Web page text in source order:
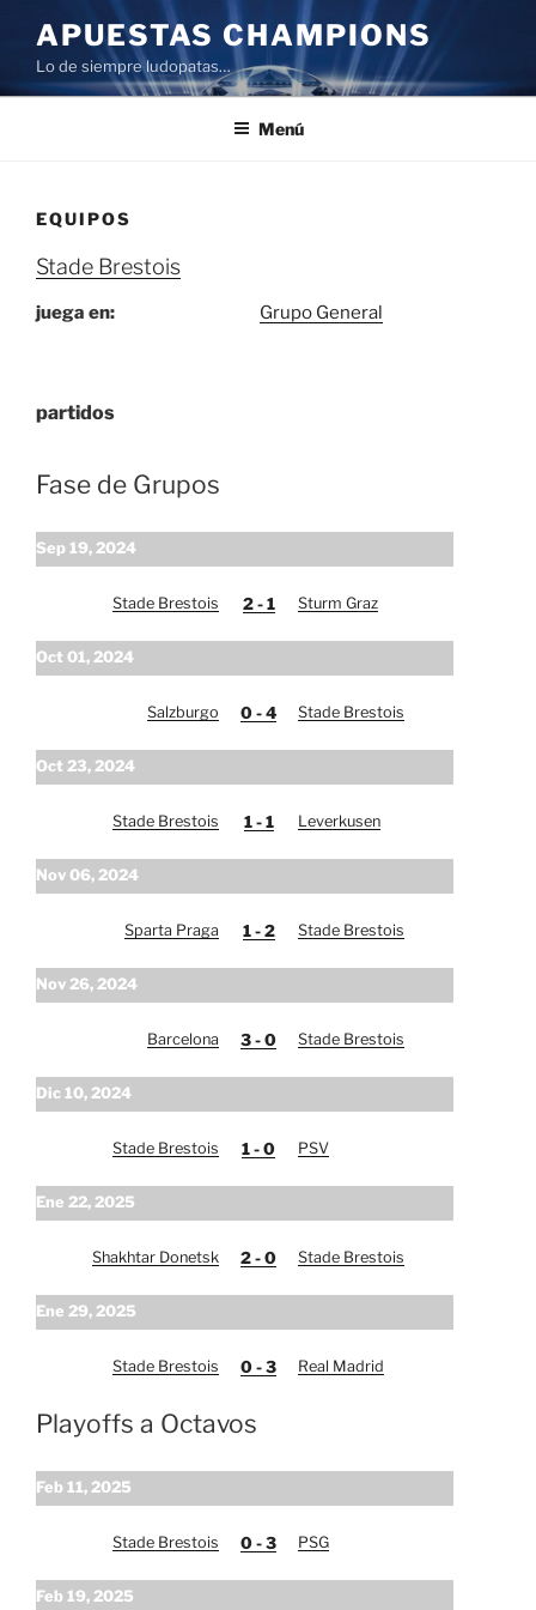
contenido
APUESTAS CHAMPIONS
Lo de siempre ludopatas…
Menú
EQUIPOS
Stade Brestois
juega en: Grupo General
partidos
Fase de Grupos
Sep 19, 2024
Stade Brestois 2 - 1 Sturm Graz
Oct 01, 2024
Salzburgo 0 - 4 Stade Brestois
Oct 23, 2024
Stade Brestois 1 - 1 Leverkusen
Nov 06, 2024
Sparta Praga 1 - 2 Stade Brestois
Nov 26, 2024
Barcelona 3 - 0 Stade Brestois
Dic 10, 2024
Stade Brestois 1 - 0 PSV
Ene 22, 2025
Shakhtar Donetsk 2 - 0 Stade Brestois
Ene 29, 2025
Stade Brestois 0 - 3 Real Madrid
Playoffs a Octavos
Feb 11, 2025
Stade Brestois 0 - 3 PSG
Feb 19, 2025